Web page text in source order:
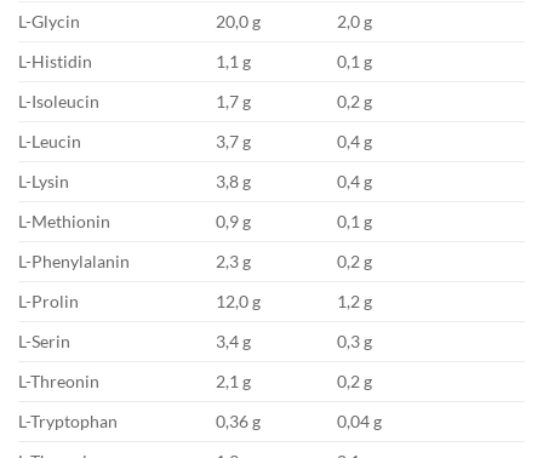
L-Glycin
20,0 g
2,0 g
L-Histidin
1,1 g
0,1 g
L-Isoleucin
1,7 g
0,2 g
L-Leucin
3,7 g
0,4 g
L-Lysin
3,8 g
0,4 g
L-Methionin
0,9 g
0,1 g
L-Phenylalanin
2,3 g
0,2 g
L-Prolin
12,0 g
1,2 g
L-Serin
3,4 g
0,3 g
L-Threonin
2,1 g
0,2 g
L-Tryptophan
0,36 g
0,04 g